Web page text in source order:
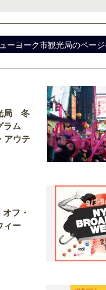
ーヨーク市観光局のペー
局 冬
ラム
アウテ
フ・
ィー
開業50周年に合わせ「
アット ハイアット」の
新